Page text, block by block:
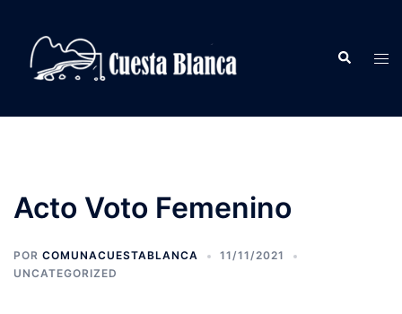
contenido
Buscar
Acto Voto Femenino
POR COMUNACUESTABLANCA
11/11/2021
UNCATEGORIZED